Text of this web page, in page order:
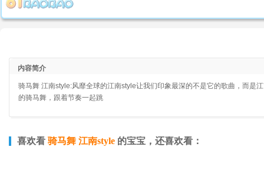
内容简介
骑马舞 江南style:风靡全球的江南style让我们印象最深的不是它的歌曲，而是
的骑马舞，跟着节奏一起跳
喜欢看 骑马舞 江南style 的宝宝，还喜欢看：